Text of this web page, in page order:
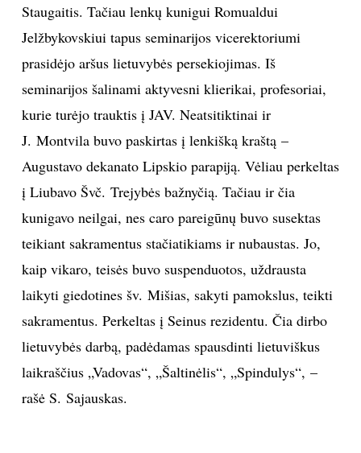
Staugaitis. Tačiau lenkų kunigui Romualdui
Jelžbykovskiui tapus seminarijos vicerektoriumi
prasidėjo aršus lietuvybės persekiojimas. Iš
seminarijos šalinami aktyvesni klierikai, profesoriai,
kurie turėjo trauktis į JAV. Neatsitiktinai ir
J. Montvila buvo paskirtas į lenkišką kraštą –
Augustavo dekanato Lipskio parapiją. Vėliau perkeltas
į Liubavo Švč. Trejybės bažnyčią. Tačiau ir čia
kunigavo neilgai, nes caro pareigūnų buvo susektas
teikiant sakramentus stačiatikiams ir nubaustas. Jo,
kaip vikaro, teisės buvo suspenduotos, uždrausta
laikyti giedotines šv. Mišias, sakyti pamokslus, teikti
sakramentus. Perkeltas į Seinus rezidentu. Čia dirbo
lietuvybės darbą, padėdamas spausdinti lietuviškus
laikraščius „Vadovas“, „Šaltinėlis“, „Spindulys“, –
rašė S. Sajauskas.